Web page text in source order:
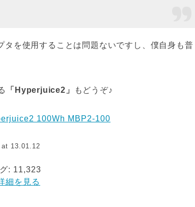
を使用することは問題ないですし、僕自身も普
「Hyperjuice2」 もどうぞ♪
100Wh MBP2-100
at 13.01.12
: 11,323
細を見る